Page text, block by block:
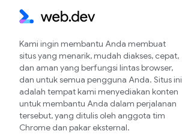
Kami ingin membantu Anda membuat
situs yang menarik, mudah diakses, cepat,
dan aman yang berfungsi lintas browser,
dan untuk semua pengguna Anda. Situs ini
adalah tempat kami menyediakan konten
untuk membantu Anda dalam perjalanan
tersebut, yang ditulis oleh anggota tim
Chrome dan pakar eksternal.